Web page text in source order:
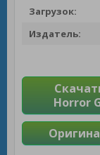
Загрузок:
Издатель:
Horror